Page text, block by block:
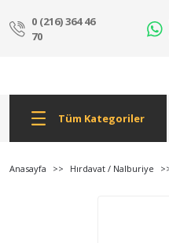
0 (216) 364 46
70
Tüm Kategoriler
Anasayfa Hırdavat / Nalburiye